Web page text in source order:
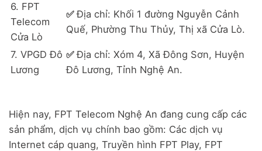
6. FPT
Telecom
Cửa Lò
✅ Địa chỉ: Khối 1 đường Nguyễn Cảnh
Quế, Phường Thu Thủy, Thị xã Cửa Lò.
7. VPGD Đô
Lương
✅ Địa chỉ: Xóm 4, Xã Đông Sơn, Huyện
Đô Lương, Tỉnh Nghệ An.
Hiện nay, FPT Telecom Nghệ An đang cung cấp các
sản phẩm, dịch vụ chính bao gồm: Các dịch vụ
Internet cáp quang, Truyền hình FPT Play, FPT